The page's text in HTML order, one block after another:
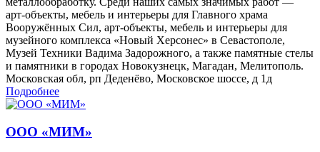
арт-объекты, мебель и интерьеры для Главного храма
Вооружённых Сил, арт-объекты, мебель и интерьеры для
музейного комплекса «Новый Херсонес» в Севастополе,
Музей Техники Вадима Задорожного, а также памятные стелы
и памятники в городах Новокузнецк, Магадан, Мелитополь.
Московская обл, рп Деденёво, Московское шоссе, д 1д
Подробнее
ООО «МИМ»